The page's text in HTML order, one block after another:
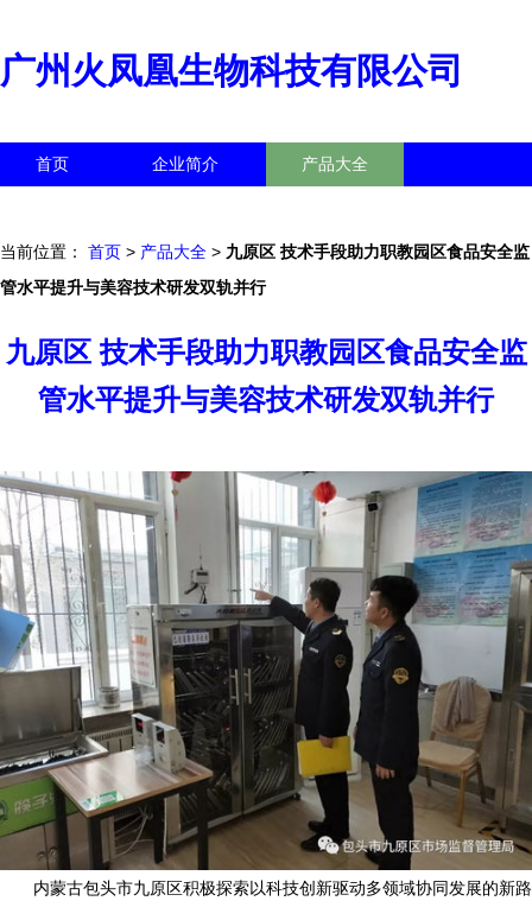
广州火凤凰生物科技有限公司
首页 企业简介 产品大全
当前位置： 首页 > 产品大全 > 九原区 技术手段助力职教园区食品安全监
管水平提升与美容技术研发双轨并行
九原区 技术手段助力职教园区食品安全监
管水平提升与美容技术研发双轨并行
内蒙古包头市九原区积极探索以科技创新驱动多领域协同发展的新路